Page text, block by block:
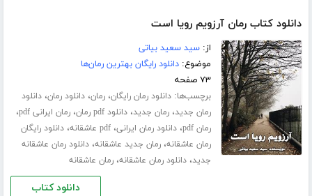
دانلود کتاب رمان آرزویم رویا است
از:سید سعید بیاتی
موضوع:دانلود رایگان بهترین رمان‌ها
۷۳ صفحه
برچسب‌ها:دانلود رمان رایگان،رمان،دانلود رمان،دانلود
رمان جدید،رمان جدید،دانلود pdf رمان ،رمان ایرانی pdf ،
رمان pdf ،دانلود رمان ایرانی،pdf عاشقانه ،دانلود رایگان
رمان عاشقانه،رمان جدید عاشقانه،دانلود رمان عاشقانه
جدید،دانلود رمان عاشقانه،رمان عاشقانه
دانلود کتاب